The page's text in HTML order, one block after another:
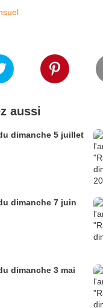
aussi
dimanche 5 juillet
dimanche 7 juin
dimanche 3 mai